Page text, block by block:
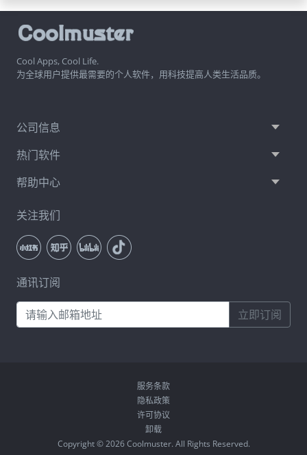
Cool Apps, Cool Life.
为全球用户提供最需要的个人软件，用科技提高人类生活品质。
公司信息
热门软件
帮助中心
关注我们
通讯订阅
立即订阅
服务条款
隐私政策
许可协议
卸载
Copyright © 2026 Coolmuster. All Rights Reserved.